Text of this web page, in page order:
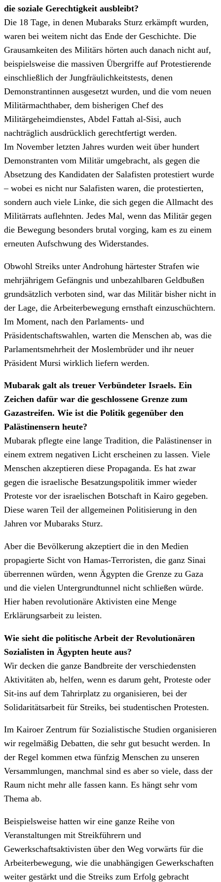
die soziale Gerechtigkeit ausbleibt?
Die 18 Tage, in denen Mubaraks Sturz erkämpft wurden,
waren bei weitem nicht das Ende der Geschichte. Die
Grausamkeiten des Militärs hörten auch danach nicht auf,
beispielsweise die massiven Übergriffe auf Protestierende
einschließlich der Jungfräulichkeitstests, denen
Demonstrantinnen ausgesetzt wurden, und die vom neuen
Militärmachthaber, dem bisherigen Chef des
Militärgeheimdienstes, Abdel Fattah al-Sisi, auch
nachträglich ausdrücklich gerechtfertigt werden.
Im November letzten Jahres wurden weit über hundert
Demonstranten vom Militär umgebracht, als gegen die
Absetzung des Kandidaten der Salafisten protestiert wurde
– wobei es nicht nur Salafisten waren, die protestierten,
sondern auch viele Linke, die sich gegen die Allmacht des
Militärrats auflehnten. Jedes Mal, wenn das Militär gegen
die Bewegung besonders brutal vorging, kam es zu einem
erneuten Aufschwung des Widerstandes.
Obwohl Streiks unter Androhung härtester Strafen wie
mehrjährigem Gefängnis und unbezahlbaren Geldbußen
grundsätzlich verboten sind, war das Militär bisher nicht in
der Lage, die Arbeiterbewegung ernsthaft einzuschüchtern.
Im Moment, nach den Parlaments- und
Präsidentschaftswahlen, warten die Menschen ab, was die
Parlamentsmehrheit der Moslembrüder und ihr neuer
Präsident Mursi wirklich liefern werden.
Mubarak galt als treuer Verbündeter Israels. Ein
Zeichen dafür war die geschlossene Grenze zum
Gazastreifen. Wie ist die Politik gegenüber den
Palästinensern heute?
Mubarak pflegte eine lange Tradition, die Palästinenser in
einem extrem negativen Licht erscheinen zu lassen. Viele
Menschen akzeptieren diese Propaganda. Es hat zwar
gegen die israelische Besatzungspolitik immer wieder
Proteste vor der israelischen Botschaft in Kairo gegeben.
Diese waren Teil der allgemeinen Politisierung in den
Jahren vor Mubaraks Sturz.
Aber die Bevölkerung akzeptiert die in den Medien
propagierte Sicht von Hamas-Terroristen, die ganz Sinai
überrennen würden, wenn Ägypten die Grenze zu Gaza
und die vielen Untergrundtunnel nicht schließen würde.
Hier haben revolutionäre Aktivisten eine Menge
Erklärungsarbeit zu leisten.
Wie sieht die politische Arbeit der Revolutionären
Sozialisten in Ägypten heute aus?
Wir decken die ganze Bandbreite der verschiedensten
Aktivitäten ab, helfen, wenn es darum geht, Proteste oder
Sit-ins auf dem Tahrirplatz zu organisieren, bei der
Solidaritätsarbeit für Streiks, bei studentischen Protesten.
Im Kairoer Zentrum für Sozialistische Studien organisieren
wir regelmäßig Debatten, die sehr gut besucht werden. In
der Regel kommen etwa fünfzig Menschen zu unseren
Versammlungen, manchmal sind es aber so viele, dass der
Raum nicht mehr alle fassen kann. Es hängt sehr vom
Thema ab.
Beispielsweise hatten wir eine ganze Reihe von
Veranstaltungen mit Streikführern und
Gewerkschaftsaktivisten über den Weg vorwärts für die
Arbeiterbewegung, wie die unabhängigen Gewerkschaften
weiter gestärkt und die Streiks zum Erfolg gebracht